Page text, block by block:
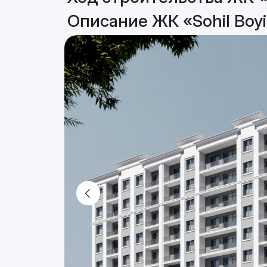
Описание ЖК «Sohil